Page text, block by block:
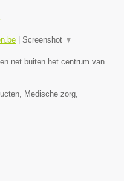
Screenshot ▼
net buiten het centrum van
Medische zorg,